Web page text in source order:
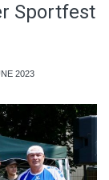
Sportfest
2023